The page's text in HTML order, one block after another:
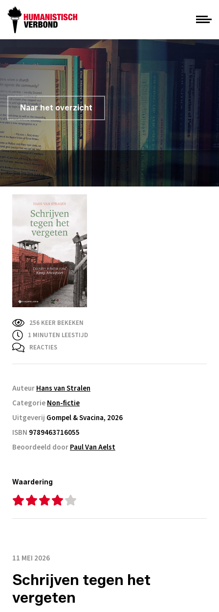
Naar het overzicht
256 KEER BEKEKEN
1 MINUTEN LEESTIJD
REACTIES
AuteurHans van Stralen
CategorieNon-fictie
Uitgeverij Gompel & Svacina, 2026
ISBN 9789463716055
Beoordeeld doorPaul Van Aelst
Waardering
11 MEI 2026
Schrijven tegen het
vergeten